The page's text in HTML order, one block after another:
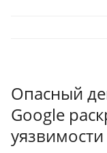
Опасный
Google